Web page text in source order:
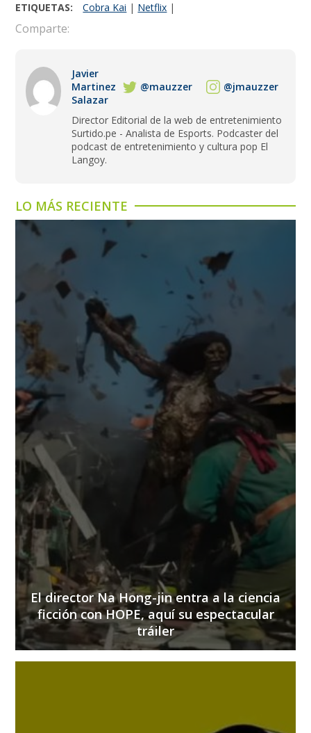
ETIQUETAS: Cobra Kai | Netflix |
Comparte:
Javier
Martinez
Salazar
@mauzzer @jmauzzer
Director Editorial de la web de entretenimiento
Surtido.pe - Analista de Esports. Podcaster del
podcast de entretenimiento y cultura pop El
Langoy.
LO MÁS RECIENTE
El director Na Hong-jin entra a la ciencia
ficción con HOPE, aquí su espectacular
tráiler